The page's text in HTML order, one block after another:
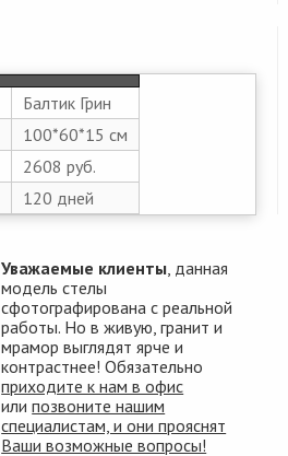
Балтик Грин
100*60*15 см
2608 руб.
120 дней
Уважаемые клиенты , данная
модель стелы
сфотографирована с реальной
работы. Но в живую, гранит и
мрамор выглядят ярче и
контрастнее! Обязательно
приходите к нам в офис
илипозвоните нашим
специалистам, и они прояснят
Ваши возможные вопросы!